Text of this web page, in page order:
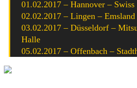
01.02.2017 – Hannover –
02.02.2017 – Lingen – Emsland
03.02.2017 – Düsseldorf –
Halle
05.02.2017 – Offenbach –